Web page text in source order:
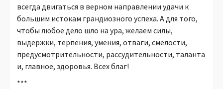
всегда двигаться в верном направлении удачи к
большим истокам грандиозного успеха. А для того,
чтобы любое дело шло на ура, желаем силы,
выдержки, терпения, умения, отваги, смелости,
предусмотрительности, рассудительности, таланта
и, главное, здоровья. Всех благ!
***